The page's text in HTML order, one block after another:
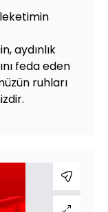
aydınlık
feda eden
ruhları